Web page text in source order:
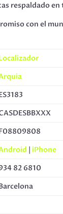
respaldado
con el
| iPhone
82 6810